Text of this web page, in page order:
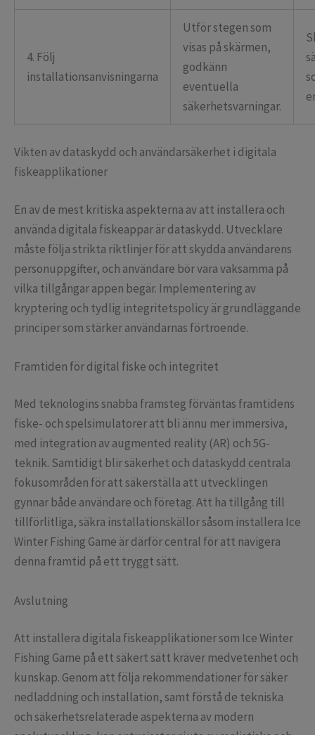
4. Följ
installationsanvisningarna
Utför stegen som
visas på skärmen,
godkänn
eventuella
säkerhetsvarningar.
Vikten av dataskydd och användarsäkerhet i digitala
fiskeapplikationer
En av de mest kritiska aspekterna av att installera och
använda digitala fiskeappar är dataskydd. Utvecklare
måste följa strikta riktlinjer för att skydda användarens
personuppgifter, och användare bör vara vaksamma på
vilka tillgångar appen begär. Implementering av
kryptering och tydlig integritetspolicy är grundläggande
principer som stärker användarnas förtroende.
Framtiden för digital fiske och integritet
Med teknologins snabba framsteg förväntas framtidens
fiske- och spelsimulatorer att bli ännu mer immersiva,
med integration av augmented reality (AR) och 5G-
teknik. Samtidigt blir säkerhet och dataskydd centrala
fokusområden för att säkerställa att utvecklingen
gynnar både användare och företag. Att ha tillgång till
tillförlitliga, säkra installationskällor såsom installera Ice
Winter Fishing Game är därför central för att navigera
denna framtid på ett tryggt sätt.
Avslutning
Att installera digitala fiskeapplikationer som Ice Winter
Fishing Game på ett säkert sätt kräver medvetenhet och
kunskap. Genom att följa rekommendationer för säker
nedladdning och installation, samt förstå de tekniska
och säkerhetsrelaterade aspekterna av modern